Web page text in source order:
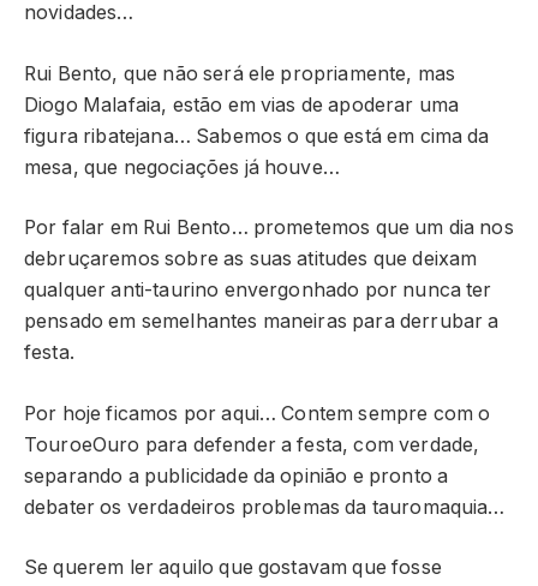
novidades…
Rui Bento, que não será ele propriamente, mas
Diogo Malafaia, estão em vias de apoderar uma
figura ribatejana… Sabemos o que está em cima da
mesa, que negociações já houve…
Por falar em Rui Bento… prometemos que um dia nos
debruçaremos sobre as suas atitudes que deixam
qualquer anti-taurino envergonhado por nunca ter
pensado em semelhantes maneiras para derrubar a
festa.
Por hoje ficamos por aqui… Contem sempre com o
TouroeOuro para defender a festa, com verdade,
separando a publicidade da opinião e pronto a
debater os verdadeiros problemas da tauromaquia…
Se querem ler aquilo que gostavam que fosse